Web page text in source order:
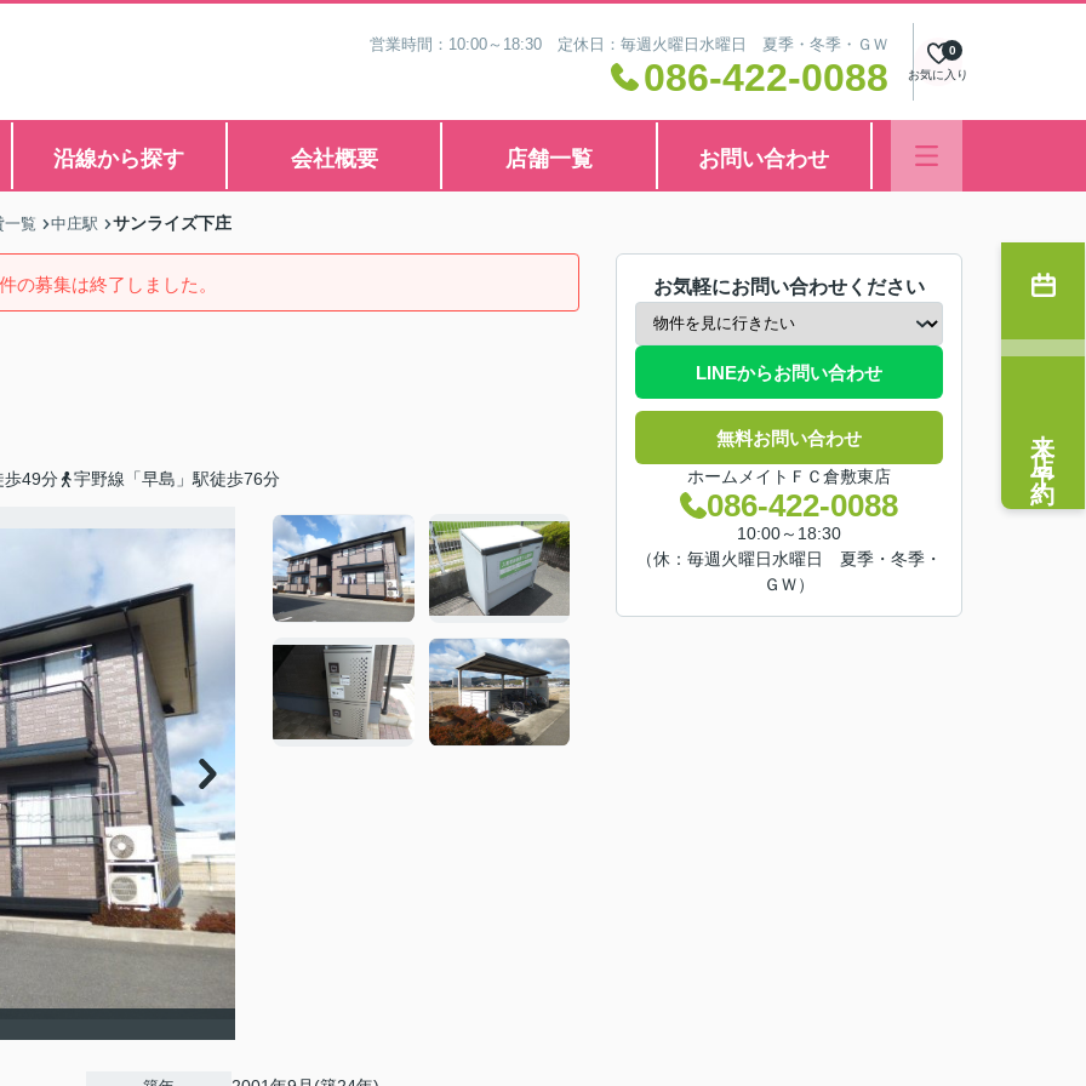
営業時間：10:00～18:30 定休日：毎週火曜日水曜日 夏季・冬季・ＧＷ
086-422-0088 お気に入り
0
沿線から探す 会社概要 店舗一覧 お問い合わせ
一覧 中庄駅 サンライズ下庄
の募集は終了しました。
歩49分 宇野線「早島」駅徒歩76分
お気軽にお問い合わせください
LINEからお問い合わせ
無料お問い合わせ
ホームメイトＦＣ倉敷東店
086-422-0088
10:00～18:30
（休：毎週火曜日水曜日 夏季・冬季・
ＧＷ）
来店予約